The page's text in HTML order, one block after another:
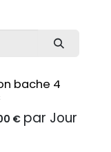
bache 4
€ par Jour